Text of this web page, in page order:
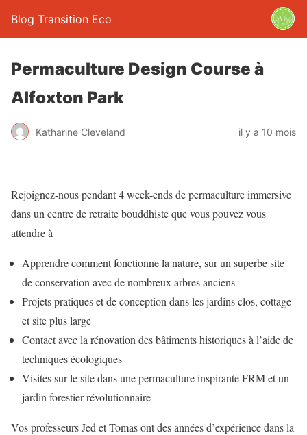
Blog Transition Eco
Permaculture Design Course à
Alfoxton Park
Katharine Cleveland il y a 10 mois
Rejoignez-nous pendant 4 week-ends de permaculture immersive
dans un centre de retraite bouddhiste que vous pouvez vous
attendre à
Apprendre comment fonctionne la nature, sur un superbe site
de conservation avec de nombreux arbres anciens
Projets pratiques et de conception dans les jardins clos, cottage
et site plus large
Contact avec la rénovation des bâtiments historiques à l’aide de
techniques écologiques
Visites sur le site dans une permaculture inspirante FRM et un
jardin forestier révolutionnaire
Vos professeurs Jed et Tomas ont des années d’expérience dans la